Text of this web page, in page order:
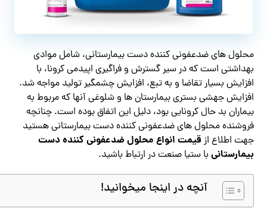
محلول های ضدعفونی کننده دست بیمارستانی، شامل موادی
بهداشتی است که در سیر گسترش و فراگیری اپیدمی کرونا، با
افزایش بسیار تقاضا و به تبع، افزایش چشمگیر تولید مواجه شد.
افزایش جهشی بستری بیمارستان ها و شلوغی آنها که مربوط به
بیماران بد حال کرونایی بود، دلیل این اتفاق بوده است. چنانچه
فروشنده محلول های ضدعفونی کننده دست بیمارستانی هستید
جهت اطلاع از قیمت انواع محلول ضدعفونی کننده دست
بیمارستانی با ستیا صنعت در ارتباط باشید.
آنچه در اینجا میخوانید!